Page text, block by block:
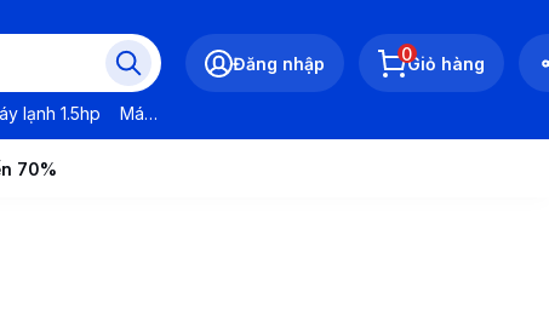
lạnh 1.5hp Máy lạnh LG
Đăng nhập 0Giỏ hàng
70%